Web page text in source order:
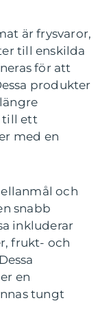
är frysvaror,
till enskilda
för att
produkter
till ett
med en
och
snabb
inkluderar
frukt- och
en
tungt